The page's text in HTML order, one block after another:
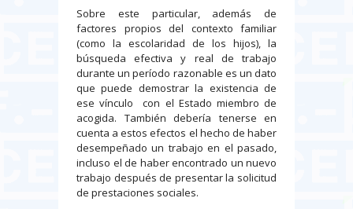
Sobre este particular, además de
factores propios del contexto familiar
(como la escolaridad de los hijos), la
búsqueda efectiva y real de trabajo
durante un período razonable es un dato
que puede demostrar la existencia de
ese vínculo con el Estado miembro de
acogida. También debería tenerse en
cuenta a estos efectos el hecho de haber
desempeñado un trabajo en el pasado,
incluso el de haber encontrado un nuevo
trabajo después de presentar la solicitud
de prestaciones sociales.